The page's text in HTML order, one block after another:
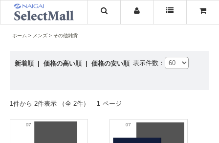
ホーム メンズ その他雑貨
新着順 価格の高い順 価格の安い順 表示件数：
1件から 2件表示 （全 2件） 1 ページ